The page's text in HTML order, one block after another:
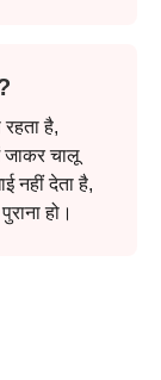
है,
जाकर चालू
नहीं देता है,
हो।